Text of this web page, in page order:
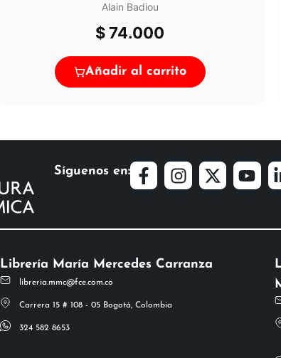
Alain Badiou
$74.000
Añadir al carrito
Síguenos en:
Librería María Mercedes Carranza
libreria.mmc@fce.com.co
Carrera 15 # 108 - 05 Bogotá, Colombia
324 582 8653